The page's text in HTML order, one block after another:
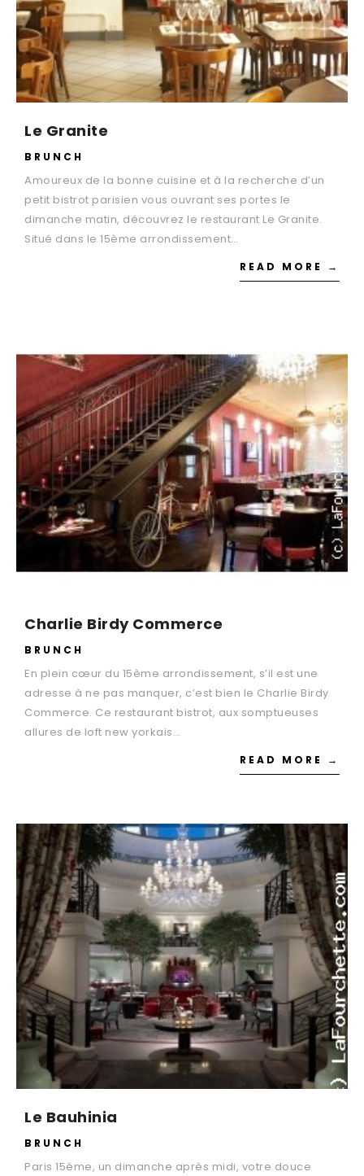
Le Granite
BRUNCH
Amoureux de la bonne cuisine et à la recherche d’un
petit bistrot parisien vous ouvrant ses portes le
dimanche matin, découvrez le restaurant Le Granite.
Situé dans le 15ème arrondissement…
READ MORE →
Charlie Birdy Commerce
BRUNCH
En plein cœur du 15ème arrondissement, s’il est une
adresse à ne pas manquer, c’est bien le Charlie Birdy
Commerce. Ce restaurant bistrot, aux somptueuses
allures de loft new yorkais…
READ MORE →
Le Bauhinia
BRUNCH
Paris 15ème, un dimanche après midi, votre douce